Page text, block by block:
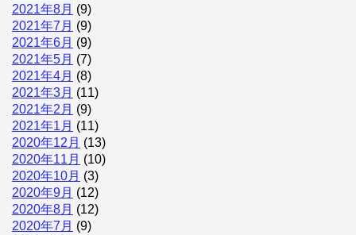
2021年8月 (9)
2021年7月 (9)
2021年6月 (9)
2021年5月 (7)
2021年4月 (8)
2021年3月 (11)
2021年2月 (9)
2021年1月 (11)
2020年12月 (13)
2020年11月 (10)
2020年10月 (3)
2020年9月 (12)
2020年8月 (12)
2020年7月 (9)